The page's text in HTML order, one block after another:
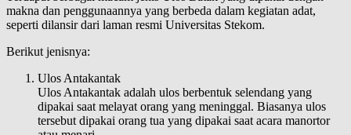
makna dan penggunaannya yang berbeda dalam kegiatan adat,
seperti dilansir dari laman resmi Universitas Stekom.
Berikut jenisnya:
Ulos Antakantak
Ulos Antakantak adalah ulos berbentuk selendang yang
dipakai saat melayat orang yang meninggal. Biasanya ulos
tersebut dipakai orang tua yang dipakai saat acara manortor